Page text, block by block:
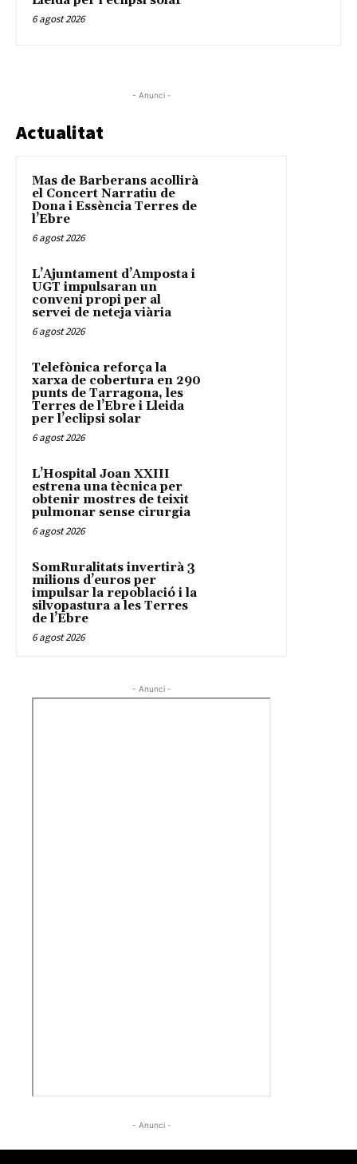
6 agost 2026
- Anunci -
Actualitat
Mas de Barberans acollirà
el Concert Narratiu de
Dona i Essència Terres de
l’Ebre
6 agost 2026
L’Ajuntament d’Amposta i
UGT impulsaran un
conveni propi per al
servei de neteja viària
6 agost 2026
Telefònica reforça la
xarxa de cobertura en 290
punts de Tarragona, les
Terres de l’Ebre i Lleida
per l’eclipsi solar
6 agost 2026
L’Hospital Joan XXIII
estrena una tècnica per
obtenir mostres de teixit
pulmonar sense cirurgia
6 agost 2026
SomRuralitats invertirà 3
milions d’euros per
impulsar la repoblació i la
silvopastura a les Terres
de l’Ebre
6 agost 2026
- Anunci -
- Anunci -